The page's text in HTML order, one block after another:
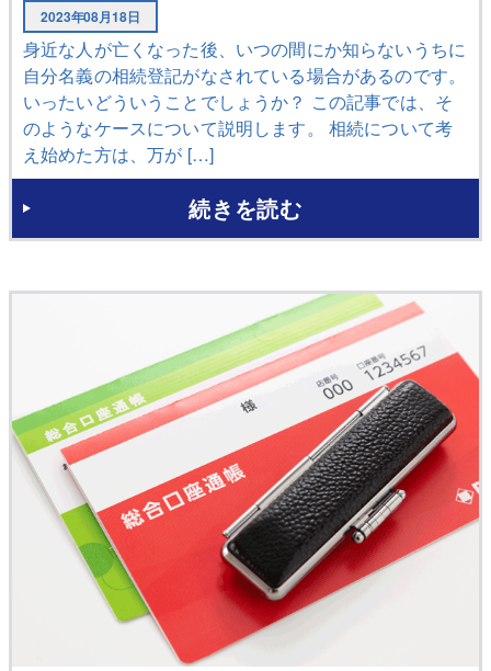
2023年08月18日
身近な人が亡くなった後、いつの間にか知らないうちに
自分名義の相続登記がなされている場合があるのです。
いったいどういうことでしょうか？ この記事では、そ
のようなケースについて説明します。 相続について考
え始めた方は、万が […]
続きを読む